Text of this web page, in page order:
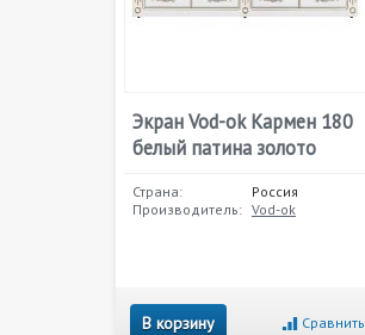
Экран Vod-ok Кармен 180
белый патина золото
Страна:
Россия
Производитель: Vod-ok
В корзину Сравнить